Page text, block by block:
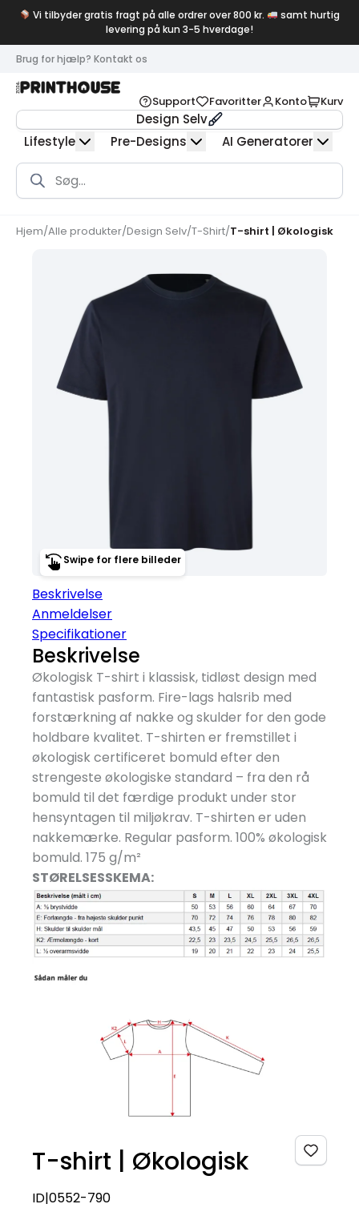
Vi tilbyder gratis fragt på alle ordrer over 800 kr.
samt hurtig
levering på kun 3-5 hverdage!
Brug for hjælp? Kontakt os
Support Favoritter Konto Kurv
Design Selv
Lifestyle
Pre-Designs AI Generatorer
Products
search
Hjem/Alle produkter/Design Selv/T-Shirt/T-shirt | Økologisk
Swipe for flere billeder
Beskrivelse
Anmeldelser
Specifikationer
Beskrivelse
Økologisk T-shirt i klassisk, tidløst design med
fantastisk pasform. Fire-lags halsrib med
forstærkning af nakke og skulder for den gode
holdbare kvalitet. T-shirten er fremstillet i
økologisk certificeret bomuld efter den
strengeste økologiske standard – fra den rå
bomuld til det færdige produkt under stor
hensyntagen til miljøkrav. T-shirten er uden
nakkemærke. Regular pasform. 100% økologisk
bomuld. 175 g/m²
STØRELSESSKEMA:
T-shirt | Økologisk
ID|0552-790